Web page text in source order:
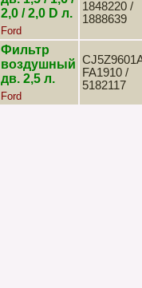
2,0 / 2,0 D л.
Ford
1848220 /
1888639
Фильтр
воздушный
дв. 2,5 л.
Ford
FA1910 /
5182117